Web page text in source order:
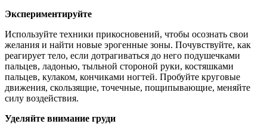
Экспериментируйте
Используйте техники прикосновений, чтобы осознать свои
желания и найти новые эрогенные зоны. Почувствуйте, как
реагирует тело, если дотрагиваться до него подушечками
пальцев, ладонью, тыльной стороной руки, костяшками
пальцев, кулаком, кончиками ногтей. Пробуйте круговые
движения, скользящие, точечные, пощипывающие, меняйте
силу воздействия.
Уделяйте внимание груди